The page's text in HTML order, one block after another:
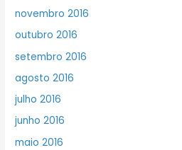
novembro 2016
outubro 2016
setembro 2016
agosto 2016
julho 2016
junho 2016
maio 2016